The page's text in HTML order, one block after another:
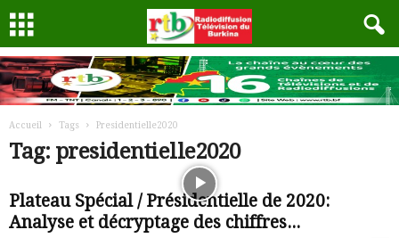
Accueil Tags Presidentielle2020
Tag: presidentielle2020
Plateau Spécial / Présidentielle de 2020:
Analyse et décryptage des chiffres...